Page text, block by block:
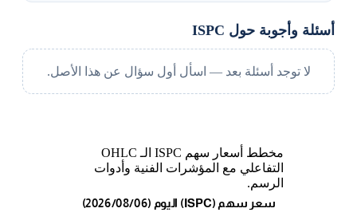
أسئلة وأجوبة حول ISPC
لا توجد أسئلة بعد — اسأل أول سؤال عن هذا الأصل.
مخطط أسعار سهم ISPC الـ OHLC
التفاعلي مع المؤشرات الفنية وأدوات
الرسم.
(2026/08/06) اليوم (ISPC) سعر سهم